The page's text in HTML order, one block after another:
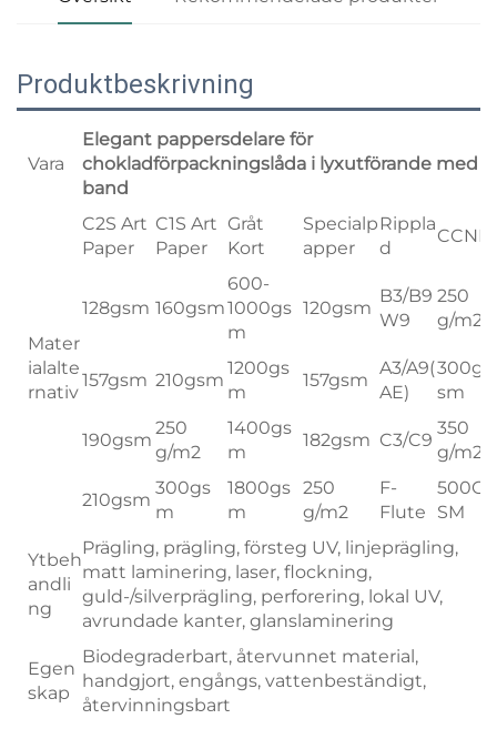
Produktbeskrivning
Vara
Elegant pappersdelare för
chokladförpackningslåda i lyxutförande med
band
Mater
ialalte
rnativ
C2S Art
Paper
C1S Art
Paper
Gråt
Kort
Specialp
apper
Rippla
d
CCNB
128gsm 160gsm
600-
1000gs
m
120gsm
B3/B9
W9
250
g/m2
157gsm 210gsm
1200gs
m
157gsm
A3/A9(
AE)
300g
sm
190gsm
250
g/m2
1400gs
m
182gsm C3/C9
350
g/m2
210gsm
300gs
m
1800gs
m
250
g/m2
F-
Flute
500G
SM
Ytbeh
andli
ng
Prägling, prägling, försteg UV, linjeprägling,
matt laminering, laser, flockning,
guld-/silverprägling, perforering, lokal UV,
avrundade kanter, glanslaminering
Egen
skap
Biodegraderbart, återvunnet material,
handgjort, engångs, vattenbeständigt,
återvinningsbart